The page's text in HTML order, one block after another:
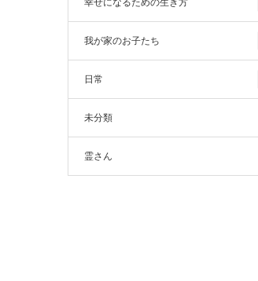
幸せになるための生き方
我が家のお子たち
日常
未分類
霊さん